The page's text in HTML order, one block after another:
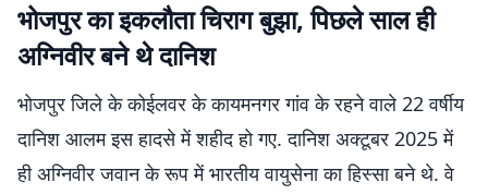
भोजपुर का इकलौता चिराग बुझा, पिछले साल ही
अग्निवीर बने थे दानिश
भोजपुर जिले के कोईलवर के कायमनगर गांव के रहने वाले 22 वर्षीय
दानिश आलम इस हादसे में शहीद हो गए. दानिश अक्टूबर 2025 में
ही अग्निवीर जवान के रूप में भारतीय वायुसेना का हिस्सा बने थे. वे